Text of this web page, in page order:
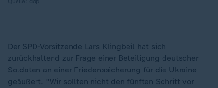
Der SPD-Vorsitzende Lars Klingbeil hat sich
zurückhaltend zur Frage einer Beteiligung deutscher
Soldaten an einer Friedenssicherung für die Ukraine
geäußert. "Wir sollten nicht den fünften Schritt vor